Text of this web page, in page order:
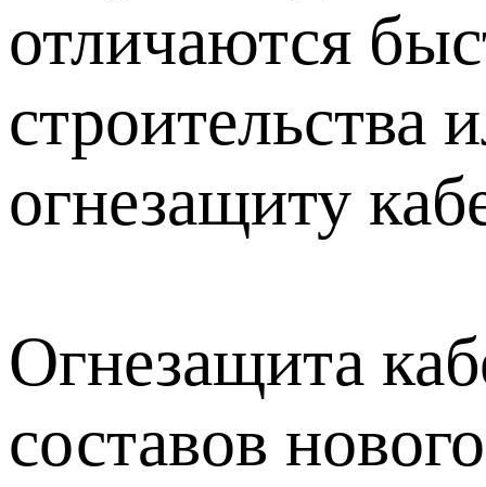
отличаются
строительства
огнезащиту
Огнезащита
составов